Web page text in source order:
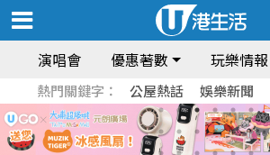
演唱會 優惠著數 玩樂情報
熱門關鍵字： 公屋熱話 娛樂新聞